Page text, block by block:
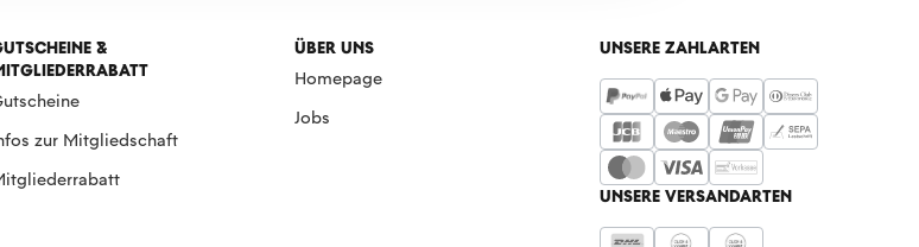
&
zur Mitgliedschaft
ÜBER UNS
Homepage
Jobs
UNSERE ZAHLARTEN
UNSERE VERSANDARTEN